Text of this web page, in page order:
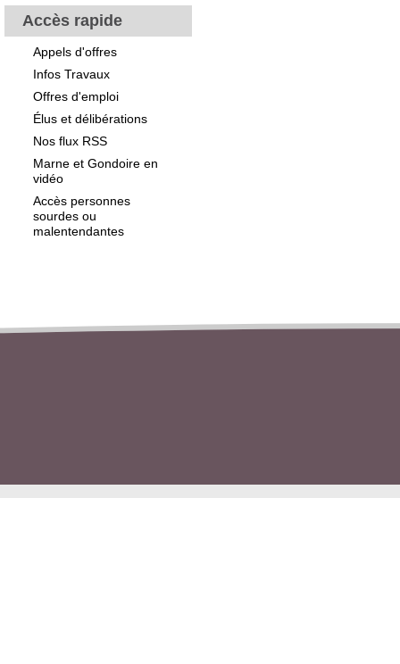
Accès rapide
Appels d'offres
Infos Travaux
Offres d'emploi
Élus et délibérations
Nos flux RSS
Marne et Gondoire en
vidéo
Accès personnes
sourdes ou
malentendantes